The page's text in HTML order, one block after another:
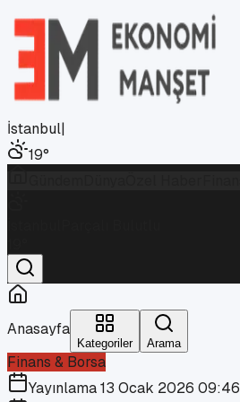
İstanbul|
19°
Anasayfa
Kategoriler Arama
Finans & Borsa
Yayınlama13 Ocak 2026 09:46